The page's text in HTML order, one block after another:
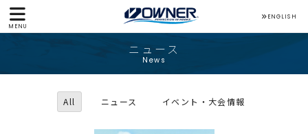
MENU
ENGLISH
ニュース
News
All ニュース イベント・大会情報